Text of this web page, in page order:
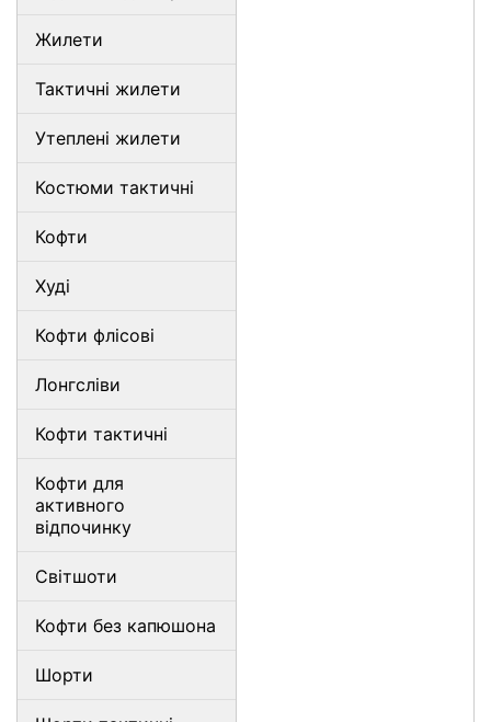
Жилети
Тактичні жилети
Утеплені жилети
Костюми тактичні
Кофти
Худі
Кофти флісові
Лонгсліви
Кофти тактичні
Кофти для
активного
відпочинку
Світшоти
Кофти без капюшона
Шорти